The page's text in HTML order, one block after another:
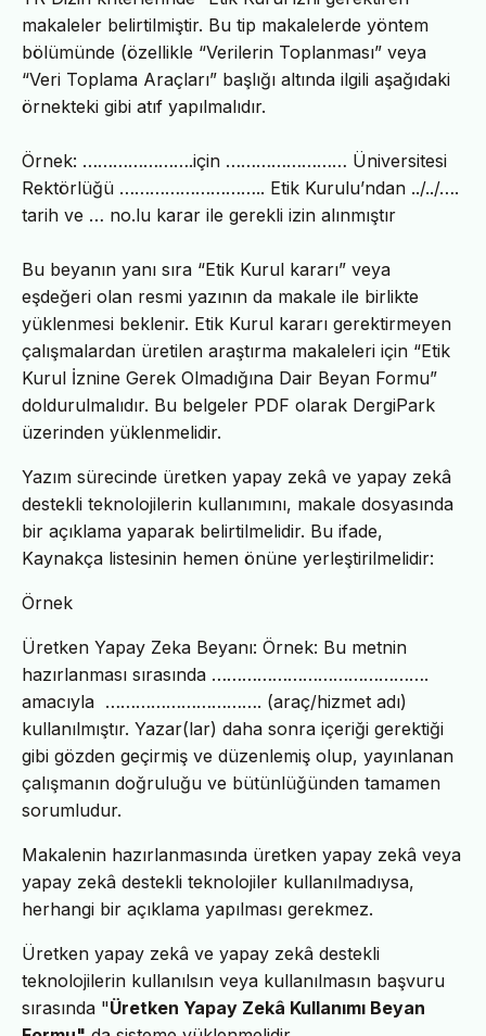
makaleler belirtilmiştir. Bu tip makalelerde yöntem
bölümünde (özellikle “Verilerin Toplanması” veya
“Veri Toplama Araçları” başlığı altında ilgili aşağıdaki
örnekteki gibi atıf yapılmalıdır.
Örnek: ………………….için …………………… Üniversitesi
Rektörlüğü ……………………….. Etik Kurulu’ndan ../../….
tarih ve … no.lu karar ile gerekli izin alınmıştır
Bu beyanın yanı sıra “Etik Kurul kararı” veya
eşdeğeri olan resmi yazının da makale ile birlikte
yüklenmesi beklenir. Etik Kurul kararı gerektirmeyen
çalışmalardan üretilen araştırma makaleleri için “Etik
Kurul İznine Gerek Olmadığına Dair Beyan Formu”
doldurulmalıdır. Bu belgeler PDF olarak DergiPark
üzerinden yüklenmelidir.
Yazım sürecinde üretken yapay zekâ ve yapay zekâ
destekli teknolojilerin kullanımını, makale dosyasında
bir açıklama yaparak belirtilmelidir. Bu ifade,
Kaynakça listesinin hemen önüne yerleştirilmelidir:
Örnek
Üretken Yapay Zeka Beyanı: Örnek: Bu metnin
hazırlanması sırasında …………………………………….
amacıyla …………………………. (araç/hizmet adı)
kullanılmıştır. Yazar(lar) daha sonra içeriği gerektiği
gibi gözden geçirmiş ve düzenlemiş olup, yayınlanan
çalışmanın doğruluğu ve bütünlüğünden tamamen
sorumludur.
Makalenin hazırlanmasında üretken yapay zekâ veya
yapay zekâ destekli teknolojiler kullanılmadıysa,
herhangi bir açıklama yapılması gerekmez.
Üretken yapay zekâ ve yapay zekâ destekli
teknolojilerin kullanılsın veya kullanılmasın başvuru
sırasında "Üretken Yapay Zekâ Kullanımı Beyan